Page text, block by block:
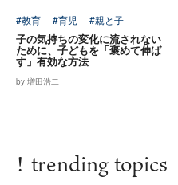
#教育 #育児 #親と子
子の気持ちの変化に流されない
ために、子どもを「褒めて伸ば
す」有効な方法
by 増田浩二
! trending topics